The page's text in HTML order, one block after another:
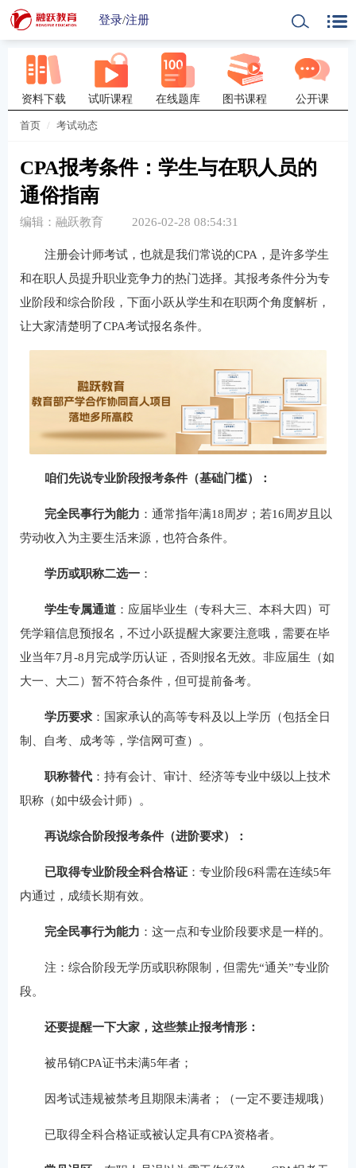
登录/注册
资料下载 试听课程 在线题库 图书课程 公开课
首页 考试动态
CPA报考条件：学生与在职人员的
通俗指南
编辑：融跃教育 2026-02-28 08:54:31
注册会计师考试，也就是我们常说的CPA，是许多学生
和在职人员提升职业竞争力的热门选择。其报考条件分为专
业阶段和综合阶段，下面小跃从学生和在职两个角度解析，
让大家清楚明了CPA考试报名条件。
咱们先说专业阶段报考条件（基础门槛）：
完全民事行为能力 ：通常指年满18周岁；若16周岁且以
劳动收入为主要生活来源，也符合条件。
学历或职称二选一：
学生专属通道：应届毕业生（专科大三、本科大四）可
凭学籍信息预报名，不过小跃提醒大家要注意哦，需要在毕
业当年7月-8月完成学历认证，否则报名无效。非应届生（如
大一、大二）暂不符合条件，但可提前备考。
学历要求：国家承认的高等专科及以上学历（包括全日
制、自考、成考等，学信网可查）。
职称替代：持有会计、审计、经济等专业中级以上技术
职称（如中级会计师）。
再说综合阶段报考条件（进阶要求）：
已取得专业阶段全科合格证：专业阶段6科需在连续5年
内通过，成绩长期有效。
完全民事行为能力 ：这一点和专业阶段要求是一样的。
注：综合阶段无学历或职称限制，但需先“通关”专业阶
段。
还要提醒一下大家，这些禁止报考情形：
被吊销CPA证书未满5年者；
因考试违规被禁考且期限未满者；（一定不要违规哦）
已取得全科合格证或被认定具有CPA资格者。